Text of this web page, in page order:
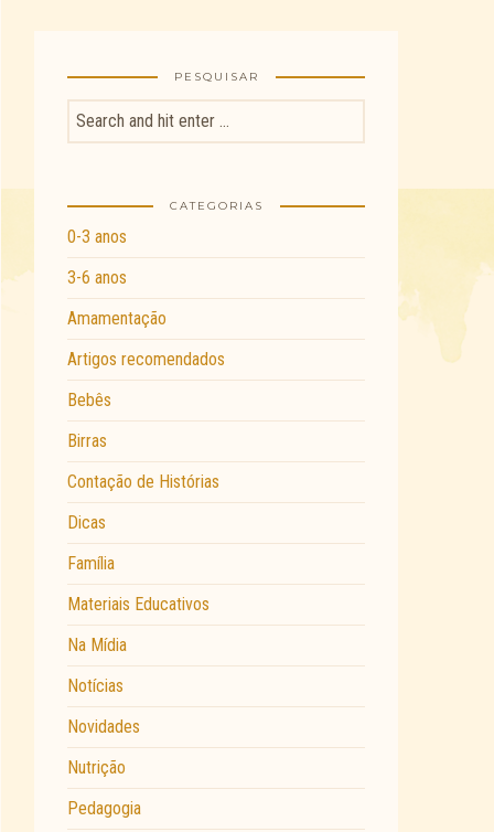
PESQUISAR
CATEGORIAS
0-3 anos
3-6 anos
Amamentação
Artigos recomendados
Bebês
Birras
Contação de Histórias
Dicas
Família
Materiais Educativos
Na Mídia
Notícias
Novidades
Nutrição
Pedagogia